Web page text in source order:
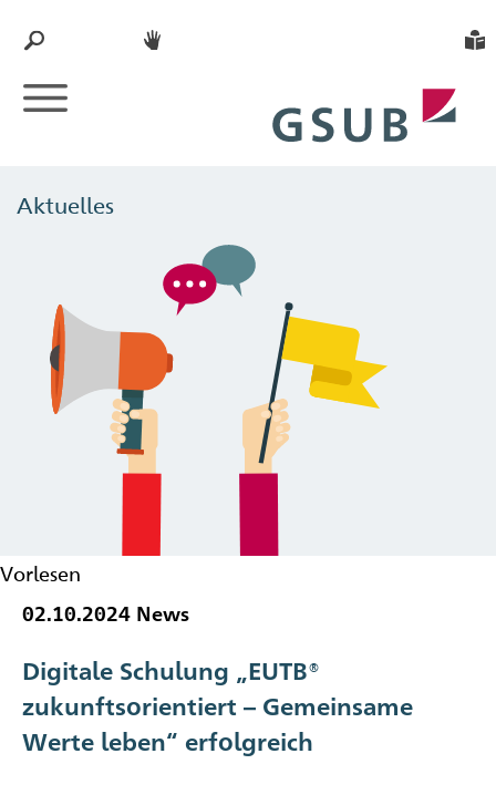
Aktuelles
Vorlesen
02.10.2024 News
Digitale Schulung „EUTB®
zukunftsorientiert – Gemeinsame
Werte leben“ erfolgreich